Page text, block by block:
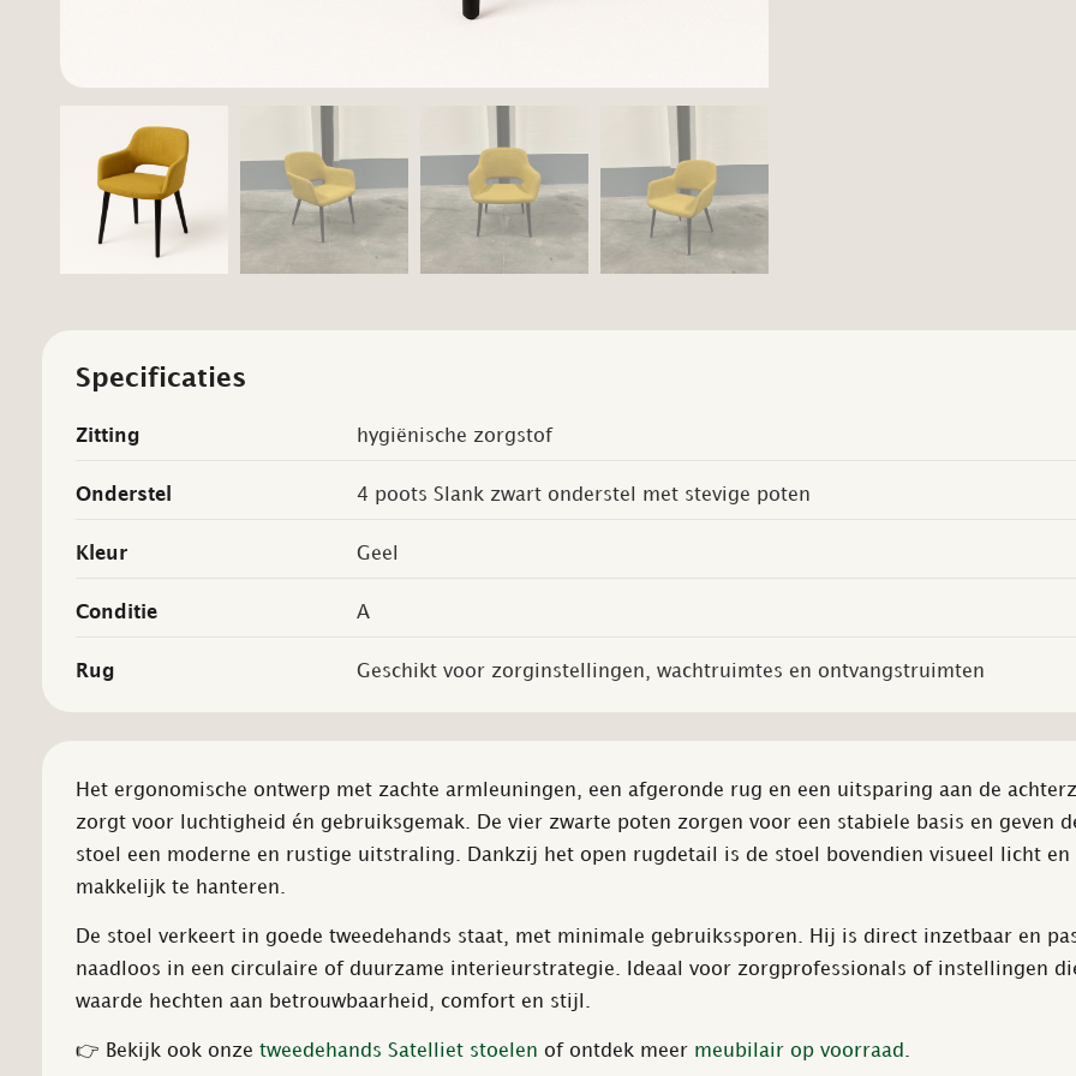
Specificaties
Zitting hygiënische zorgstof
Onderstel 4 poots Slank zwart onderstel met stevige poten
Kleur Geel
Conditie A
Rug Geschikt voor zorginstellingen, wachtruimtes en ontvangstruimten
Het ergonomische ontwerp met zachte armleuningen, een afgeronde rug en een uitsparing aan de
zorgt voor luchtigheid én gebruiksgemak. De vier zwarte poten zorgen voor een stabiele basis en geven
stoel een moderne en rustige uitstraling. Dankzij het open rugdetail is de stoel bovendien visueel licht en
makkelijk te hanteren.
De stoel verkeert in goede tweedehands staat, met minimale gebruikssporen. Hij is direct inzetbaar en
naadloos in een circulaire of duurzame interieurstrategie. Ideaal voor zorgprofessionals of instellingen
waarde hechten aan betrouwbaarheid, comfort en stijl.
👉 Bekijk ook onze tweedehands Satelliet stoelen of ontdek meer meubilair op voorraad .